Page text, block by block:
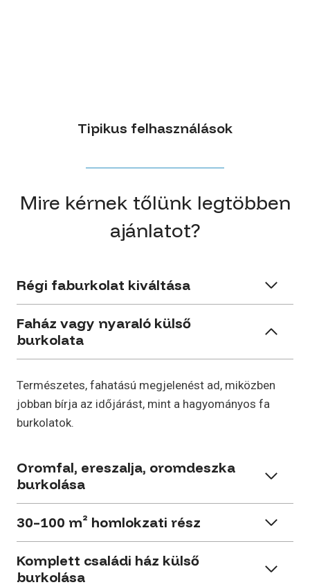
Tipikus felhasználások
Mire kérnek tőlünk legtöbben
ajánlatot?
Régi faburkolat kiváltása
Faház vagy nyaraló külső
burkolata
Természetes, fahatású megjelenést ad, miközben
jobban bírja az időjárást, mint a hagyományos fa
burkolatok.
Oromfal, ereszalja, oromdeszka
burkolása
30–100 m² homlokzati rész
Komplett családi ház külső
burkolása